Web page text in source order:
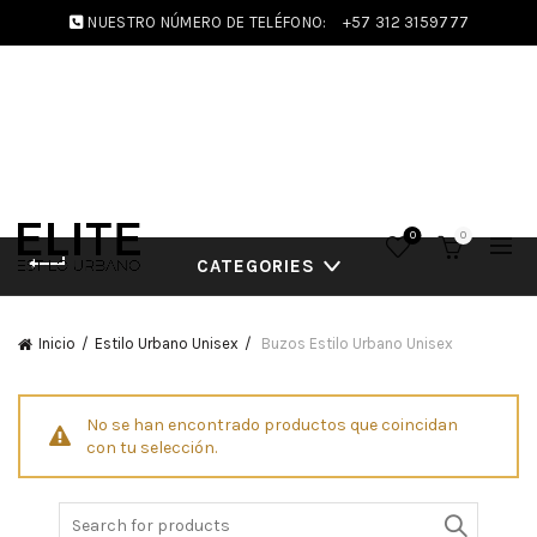
NUESTRO NÚMERO DE TELÉFONO: +57 312 3159777
0 0
CATEGORIES
Inicio Estilo Urbano Unisex Buzos Estilo Urbano Unisex
No se han encontrado productos que coincidan
con tu selección.